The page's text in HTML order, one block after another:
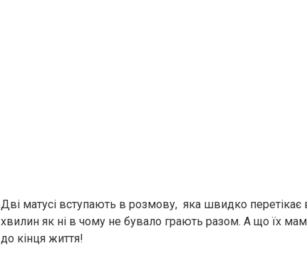
Дві матусі вступають в розмову, яка швидко перетікає
хвилин як ні в чому не бувало грають разом. А що їх
до кінця життя!